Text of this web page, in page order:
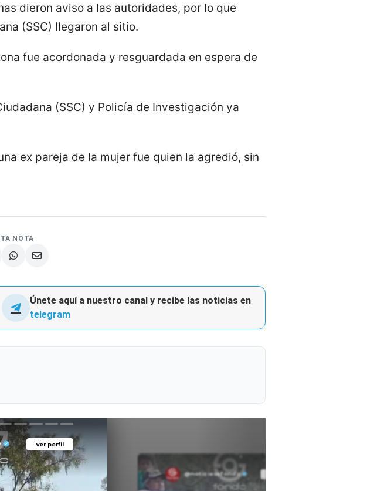
dieron aviso a las autoridades, por lo que
(SSC) llegaron al sitio.
fue acordonada y resguardada en espera de
(SSC) y Policía de Investigación ya
ex pareja de la mujer fue quien la agredió, sin
NOTA
Únete aquí a nuestro canal y recibe las noticias en
telegram
Ver perfil
Ver perfil
@noticiasafondo